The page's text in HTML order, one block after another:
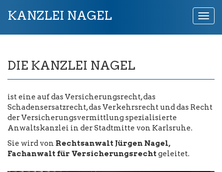
KANZLEI NAGEL
DIE KANZLEI NAGEL
ist eine auf das Versicherungsrecht, das
Schadensersatzrecht, das Verkehrsrecht und das Recht
der Versicherungsvermittlung spezialisierte
Anwaltskanzlei in der Stadtmitte von Karlsruhe.
Sie wird von Rechtsanwalt Jürgen Nagel,
Fachanwalt für Versicherungsrechtgeleitet.